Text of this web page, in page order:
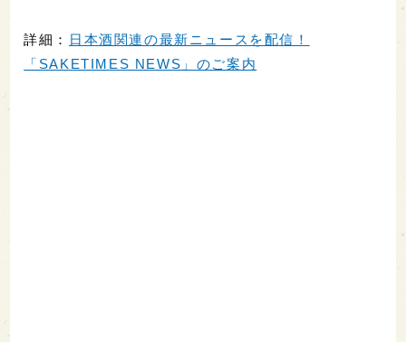
詳細：
日本酒関連の最新ニュースを配信！
「SAKETIMES NEWS」のご案内